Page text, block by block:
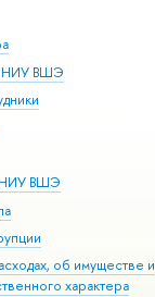
НИУ ВШЭ
НИУ ВШЭ
об имуществе и
характера